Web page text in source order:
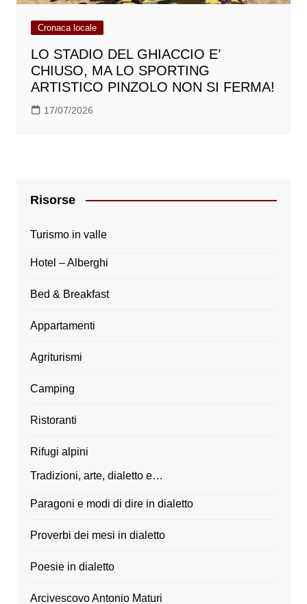
Cronaca locale
LO STADIO DEL GHIACCIO E’
CHIUSO, MA LO SPORTING
ARTISTICO PINZOLO NON SI FERMA!
17/07/2026
Risorse
Turismo in valle
Hotel – Alberghi
Bed & Breakfast
Appartamenti
Agriturismi
Camping
Ristoranti
Rifugi alpini
Tradizioni, arte, dialetto e…
Paragoni e modi di dire in dialetto
Proverbi dei mesi in dialetto
Poesie in dialetto
Arcivescovo Antonio Maturi